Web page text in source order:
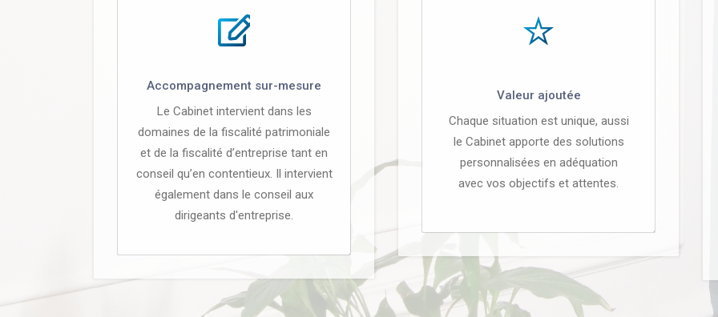
Accompagnement sur-mesure
Le Cabinet intervient dans les
domaines de la fiscalité patrimoniale
et de la fiscalité d’entreprise tant en
conseil qu’en contentieux. Il intervient
également dans le conseil aux
dirigeants d'entreprise.
Valeur ajoutée
Chaque situation est unique, aussi
le Cabinet apporte des solutions
personnalisées en adéquation
avec vos objectifs et attentes.